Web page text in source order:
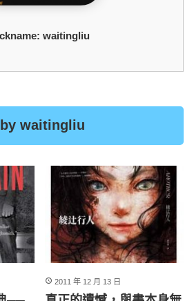
waitingliu
waitingliu
2011 年 12 月 13 日